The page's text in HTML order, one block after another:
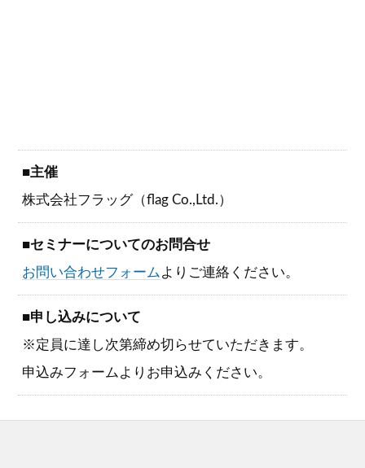
■主催
株式会社フラッグ（flag Co.,Ltd.）
■セミナーについてのお問合せ
お問い合わせフォーム よりご連絡ください。
■申し込みについて
※定員に達し次第締め切らせていただきます。
申込みフォームよりお申込みください。